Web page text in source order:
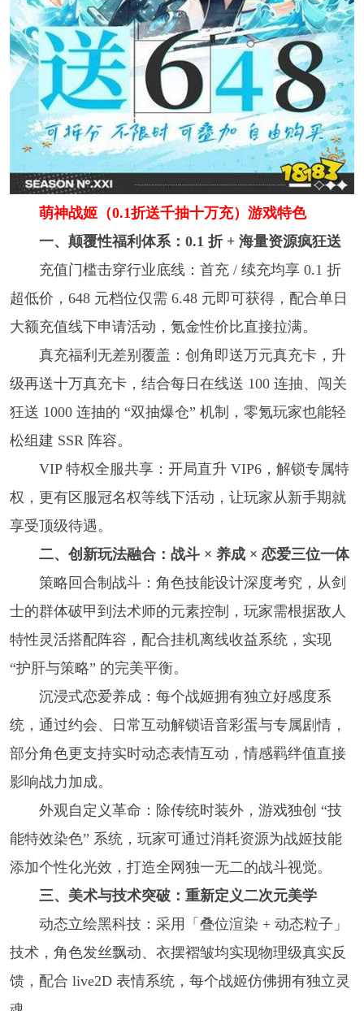
萌神战姬（0.1折送千抽十万充）游戏特色
一、颠覆性福利体系：0.1 折 + 海量资源疯狂送
充值门槛击穿行业底线：首充 / 续充均享 0.1 折
超低价，648 元档位仅需 6.48 元即可获得，配合单日
大额充值线下申请活动，氪金性价比直接拉满。
真充福利无差别覆盖：创角即送万元真充卡，升
级再送十万真充卡，结合每日在线送 100 连抽、闯关
狂送 1000 连抽的 “双抽爆仓” 机制，零氪玩家也能轻
松组建 SSR 阵容。
VIP 特权全服共享：开局直升 VIP6，解锁专属特
权，更有区服冠名权等线下活动，让玩家从新手期就
享受顶级待遇。
二、创新玩法融合：战斗 × 养成 × 恋爱三位一体
策略回合制战斗：角色技能设计深度考究，从剑
士的群体破甲到法术师的元素控制，玩家需根据敌人
特性灵活搭配阵容，配合挂机离线收益系统，实现
“护肝与策略” 的完美平衡。
沉浸式恋爱养成：每个战姬拥有独立好感度系
统，通过约会、日常互动解锁语音彩蛋与专属剧情，
部分角色更支持实时动态表情互动，情感羁绊值直接
影响战力加成。
外观自定义革命：除传统时装外，游戏独创 “技
能特效染色” 系统，玩家可通过消耗资源为战姬技能
添加个性化光效，打造全网独一无二的战斗视觉。
三、美术与技术突破：重新定义二次元美学
动态立绘黑科技：采用「叠位渲染 + 动态粒子」
技术，角色发丝飘动、衣摆褶皱均实现物理级真实反
馈，配合 live2D 表情系统，每个战姬仿佛拥有独立灵